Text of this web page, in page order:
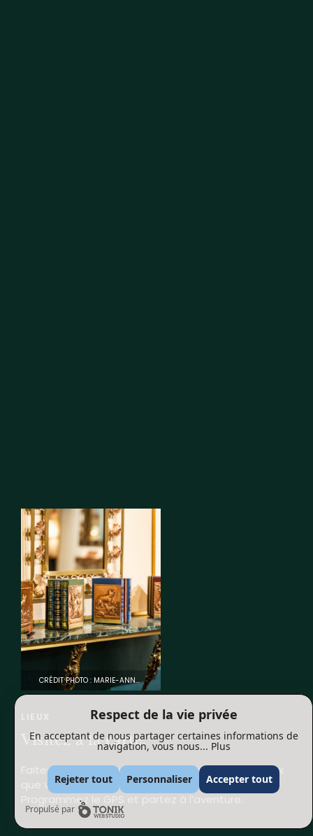
CRÉDIT PHOTO : MARIE-ANNE GAUDREAULT
LIEUX
Visitez à la carte.
Faites votre propre itinéraire en choisissez les lieux
que vous avez le plus envie de découvrir.
Programmez le GPS et partez à l’aventure.
Respect de la vie privée
En acceptant de nous partager certaines informations de
navigation, vous nous... Plus
Rejeter tout Personnaliser Accepter tout
Propulsé par